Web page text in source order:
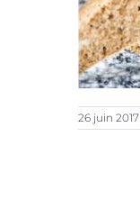
26 juin 2017